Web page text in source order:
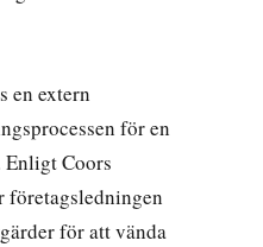
en extern
för en
EnligtCoors
företagsledningen
för att vända